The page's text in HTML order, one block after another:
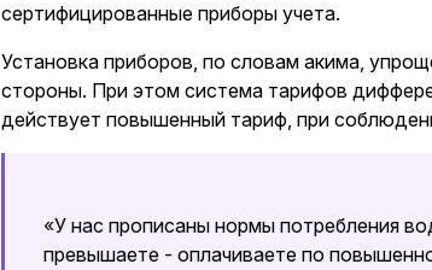
сертифицированные приборы учета.
Установка приборов, по словам акима,
стороны. При этом система тарифов
действует повышенный тариф, при
«У нас прописаны нормы потребления
превышаете - оплачиваете по